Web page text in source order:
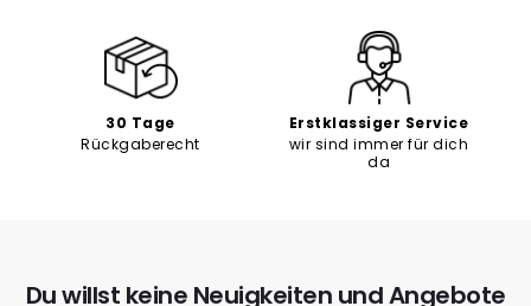
30 Tage
Rückgaberecht
Erstklassiger Service
wir sind immer für dich
da
Du willst keine Neuigkeiten und Angebote